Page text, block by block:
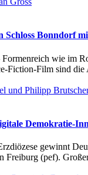
Schloss Bonndorf
wie im
Fiction-Film sind die
Demokratie-
gewinnt
Freiburg (pef).